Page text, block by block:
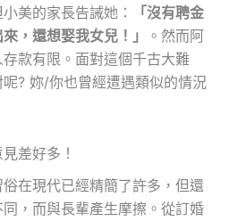
美的家長告誡她：
「沒有聘金
，還想娶我女兒！」
。然而阿
款有限。面對這個千古大難
? 妳/你也曾經遭遇類似的情況
差好多！
在現代已經精簡了許多，但還
，而與長輩產生摩擦。從訂婚